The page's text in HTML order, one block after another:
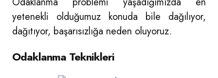
yetenekli olduğumuz konuda bile dağılıyor,
dağıtıyor, başarısızlığa neden oluyoruz.
Odaklanma Teknikleri